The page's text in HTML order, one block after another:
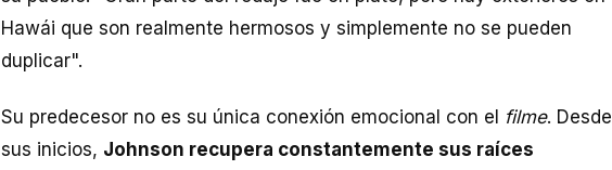
Hawái que son realmente hermosos y simplemente no se pueden
duplicar".
Su predecesor no es su única conexión emocional con el filme. Desde
sus inicios, Johnson recupera constantemente sus raíces